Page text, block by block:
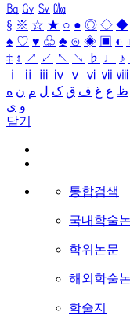
㏃ ㏉ ㏜ ㏆
§ ※ ☆ ★ ○ ● ◎ ◇ ◆
♠ ♡ ♥ ♧ ♣ ⊙ ◈ ▣ ◐
‡ ↕ ↗ ↙ ↖ ↘ ♭ ♩ ♪
ⅰ
ⅱ ⅲ ⅳ ⅴ ⅵ ⅶ ⅷ
ظ ع غ ف ق ک ل م ن ه
و ی
닫기
통합검색
국내학술
학위논문
해외학술
학술지